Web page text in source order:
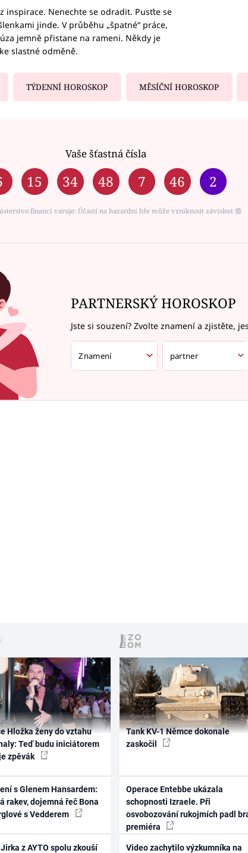
inspirace. Nenechte se odradit. Pusťte se
jinde. V průběhu „špatné“ práce,
jemně přistane na rameni. Někdy je
slastné odměně.
TÝDENNÍ HOROSKOP MĚSÍČNÍ HOROSKOP
Vaše šťastná čísla
15 34 48 7 46 2
financí varuje: Účastí na hazardní hře může vzniknout závislost ⑱
PARTNERSKÝ HOROSKOP
Jste si souzení? Zvolte znamení a zjistěte,
Hložka ženy do vztahu
Teď budu iniciátorem
zpěvák
s Glenem Hansardem:
rakev, dojemná řeč Bona
s Vedderem
z AYTO spolu zkouší
Tank KV-1 Němce dokonale
zaskočil
Operace Entebbe ukázala
schopnosti Izraele. Při
osvobozování rukojmích padl
premiéra
Video zachytilo výzkumníka na